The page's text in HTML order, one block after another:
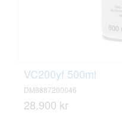
VC200yf 500ml
DM8887200046
28.900 kr